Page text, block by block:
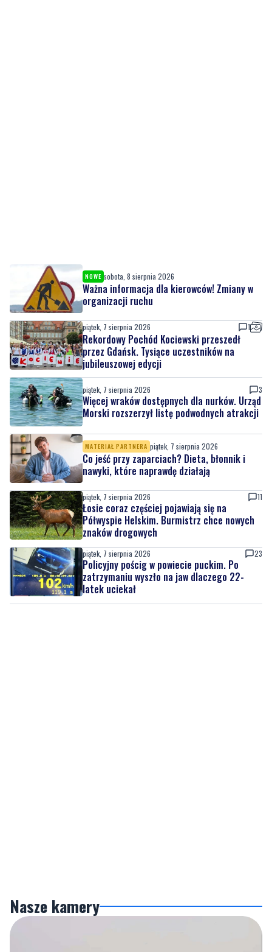
NOWE sobota, 8 sierpnia 2026
Ważna informacja dla kierowców! Zmiany w
organizacji ruchu
piątek, 7 sierpnia 2026 1
Rekordowy Pochód Kociewski przeszedł
przez Gdańsk. Tysiące uczestników na
jubileuszowej edycji
piątek, 7 sierpnia 2026 3
Więcej wraków dostępnych dla nurków. Urząd
Morski rozszerzył listę podwodnych atrakcji
MATERIAŁ PARTNERA piątek, 7 sierpnia 2026
Co jeść przy zaparciach? Dieta, błonnik i
nawyki, które naprawdę działają
piątek, 7 sierpnia 2026 11
Łosie coraz częściej pojawiają się na
Półwyspie Helskim. Burmistrz chce nowych
znaków drogowych
piątek, 7 sierpnia 2026 23
Policyjny pościg w powiecie puckim. Po
zatrzymaniu wyszło na jaw dlaczego 22-
latek uciekał
Nasze kamery